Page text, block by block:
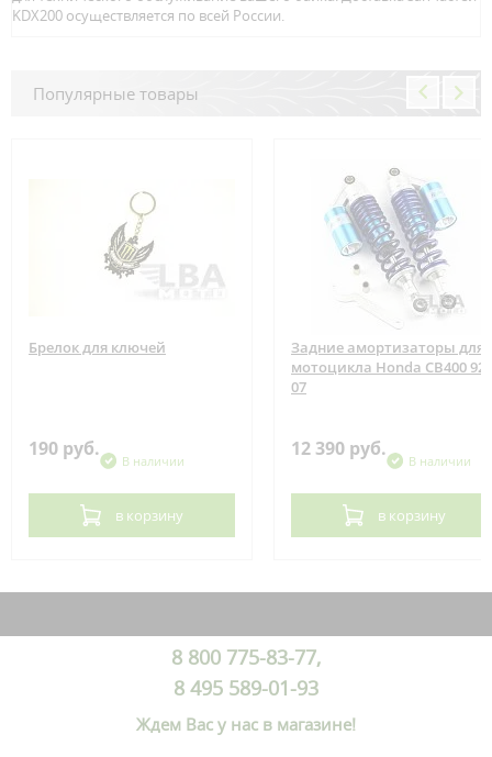
KDX200 осуществляется по всей Росcии.
Популярные товары
Брелок для ключей
190 руб.
В наличии
в корзину
Задние амортизаторы для
мотоцикла Honda CB400 92-
07
12 390 руб.
В наличии
в корзину
8 800 775-83-77,
8 495 589-01-93
Ждем Вас у нас в магазине!